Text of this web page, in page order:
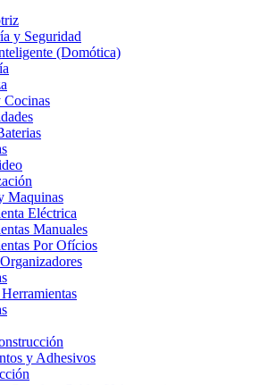
y Seguridad
(Domótica)
Cocinas
Maquinas
Eléctrica
Manuales
Por Ofícios
y Adhesivos